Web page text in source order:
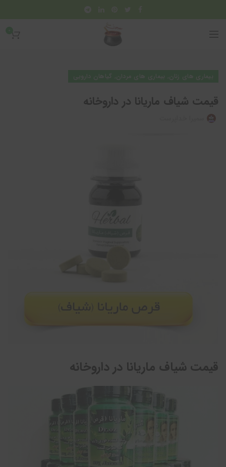
قیمت شیاف ماریانا در داروخانه
قیمت شیاف ماریانا در داروخانه